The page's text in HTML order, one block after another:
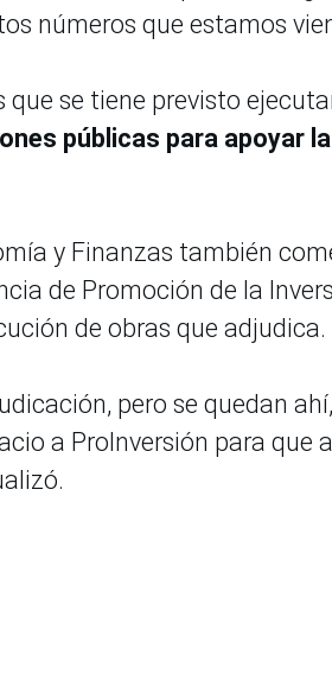
números que estamos
que se tiene previsto
públicas para apoyar
y Finanzas también
de Promoción de la
de obras que adjudica.
pero se quedan
a ProInversión para que